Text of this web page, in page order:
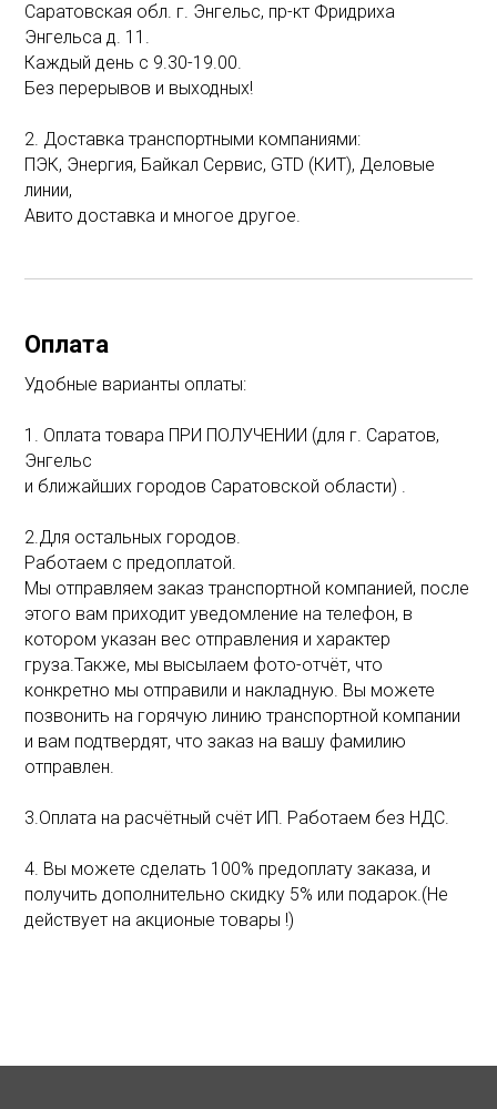
Саратовская обл. г. Энгельс, пр-кт Фридриха
Энгельса д. 11.
Каждый день с 9.30-19.00.
Без перерывов и выходных!
2. Доставка транспортными компаниями:
ПЭК, Энергия, Байкал Сервис, GTD (КИТ), Деловые
линии,
Авито доставка и многое другое.
Оплата
Удобные варианты оплаты:
1. Оплата товара ПРИ ПОЛУЧЕНИИ (для г. Саратов,
Энгельс
и ближайших городов Саратовской области) .
2.Для остальных городов.
Работаем с предоплатой.
Мы отправляем заказ транспортной компанией, после
этого вам приходит уведомление на телефон, в
котором указан вес отправления и характер
груза.Также, мы высылаем фото-отчёт, что
конкретно мы отправили и накладную. Вы можете
позвонить на горячую линию транспортной компании
и вам подтвердят, что заказ на вашу фамилию
отправлен.
3.Оплата на расчётный счёт ИП. Работаем без НДС.
4. Вы можете сделать 100% предоплату заказа, и
получить дополнительно скидку 5% или подарок.(Не
действует на акционые товары !)